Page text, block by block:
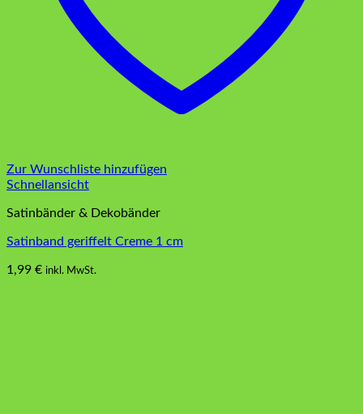
Zur Wunschliste hinzufügen
Schnellansicht
Satinbänder & Dekobänder
Satinband geriffelt Creme 1 cm
1,99 € inkl. MwSt.